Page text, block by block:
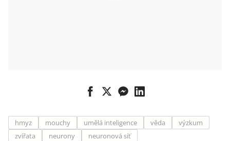
hmyz mouchy umělá inteligence věda
výzkum
zvířata
neurony neuronová síť